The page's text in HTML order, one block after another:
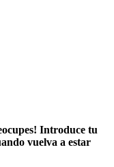
Introduce tu
vuelva a estar